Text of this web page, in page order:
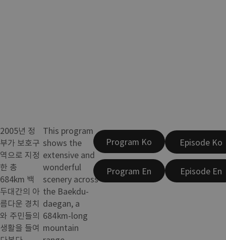
2005년 정
부가 보호구
역으로 지정
한 총
684km 백
두대간의 아
름다운 경치
와 주민들의
생활을 들여
This program
shows the
extensive and
wonderful
scenery across
the Baekdu-
daegan, a
684km-long
mountain
Program Ko
Program En
Episode Ko
Episode En